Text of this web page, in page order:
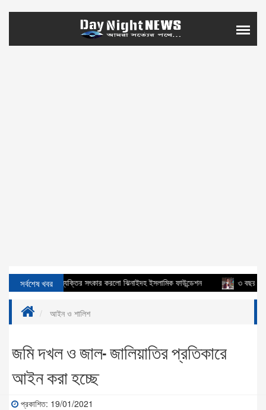
সর্বশেষ খবর
মৃত হিন্দু ব্যক্তির সৎকার করলো ঝিনাইদহ ইসলামিক ফাউন্ডেশন ৩ বছর আগে মৃত
আইন ও শালিশ
জমি দখল ও জাল- জালিয়াতির প্রতিকারে
আইন করা হচ্ছে
প্রকাশিত: 19/01/2021